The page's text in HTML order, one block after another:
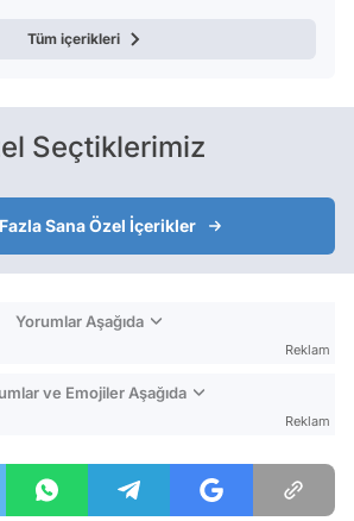
Tüm içerikleri
Seçtiklerimiz
Sana Özel İçerikler
Yorumlar Aşağıda
Reklam
ve Emojiler Aşağıda
Reklam